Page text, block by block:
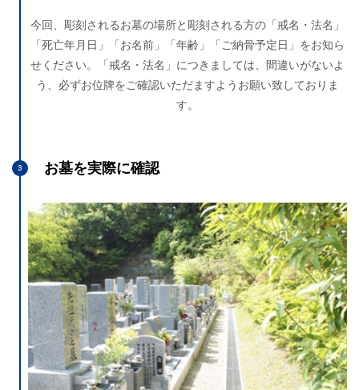
今回、彫刻されるお墓の場所と彫刻される方の「戒名・法名」
「死亡年月日」「お名前」「年齢」「ご納骨予定日」をお知ら
せください。「戒名・法名」につきましては、間違いがないよ
う、必ずお位牌をご確認いただますようお願い致しておりま
す。
お墓を実際に確認